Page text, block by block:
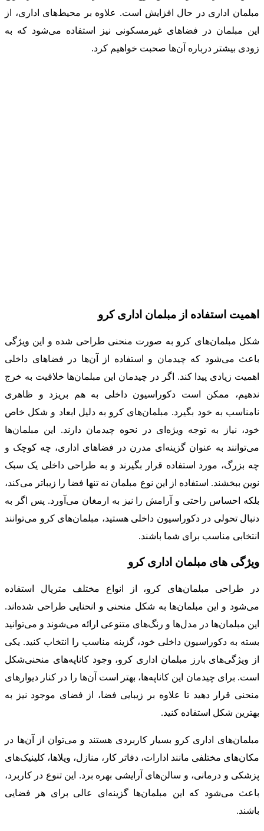
مبلمان اداری در حال افزایش است. علاوه بر محیط‌های اداری، از
این مبلمان در فضاهای غیرمسکونی نیز استفاده می‌شود که به
زودی بیشتر درباره آن‌ها صحبت خواهیم کرد.
اهمیت استفاده از مبلمان اداری کرو
شکل مبلمان‌های کرو به صورت منحنی طراحی شده و این ویژگی
باعث می‌شود که چیدمان و استفاده از آن‌ها در فضاهای داخلی
اهمیت زیادی پیدا کند. اگر در چیدمان این مبلمان‌ها خلاقیت به خرج
ندهیم، ممکن است دکوراسیون داخلی به هم بریزد و ظاهری
نامناسب به خود بگیرد. مبلمان‌های کرو به دلیل ابعاد و شکل خاص
خود، نیاز به توجه ویژه‌ای در نحوه چیدمان دارند. این مبلمان‌ها
می‌توانند به عنوان گزینه‌ای مدرن در فضاهای اداری، چه کوچک و
چه بزرگ، مورد استفاده قرار بگیرند و به طراحی داخلی یک سبک
نوین ببخشند. استفاده از این نوع مبلمان نه تنها فضا را زیباتر می‌کند،
بلکه احساس راحتی و آرامش را نیز به ارمغان می‌آورد. پس اگر به
دنبال تحولی در دکوراسیون داخلی هستید، مبلمان‌های کرو می‌توانند
انتخابی مناسب برای شما باشند.
ویژگی‌ های مبلمان اداری کرو
در طراحی مبلمان‌های کرو، از انواع مختلف متریال استفاده
می‌شود و این مبلمان‌ها به شکل منحنی و انحنایی طراحی شده‌اند.
این مبلمان‌ها در مدل‌ها و رنگ‌های متنوعی ارائه می‌شوند و می‌توانید
بسته به دکوراسیون داخلی خود، گزینه مناسب را انتخاب کنید. یکی
از ویژگی‌های بارز مبلمان اداری کرو، وجود کاناپه‌های منحنی‌شکل
است. برای چیدمان این کاناپه‌ها، بهتر است آن‌ها را در کنار دیوارهای
منحنی قرار دهید تا علاوه بر زیبایی فضا، از فضای موجود نیز به
بهترین شکل استفاده کنید.
مبلمان‌های اداری کرو بسیار کاربردی هستند و می‌توان از آن‌ها در
مکان‌های مختلفی مانند ادارات، دفاتر کار، منازل، ویلاها، کلینیک‌های
پزشکی و درمانی، و سالن‌های آرایشی بهره برد. این تنوع در کاربرد،
باعث می‌شود که این مبلمان‌ها گزینه‌ای عالی برای هر فضایی
باشند.